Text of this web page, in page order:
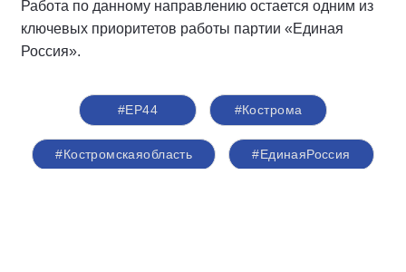
Работа по данному направлению остается одним из
ключевых приоритетов работы партии «Единая
Россия».
#ЕР44 #Кострома
#Костромскаяобласть #‎ЕдинаяРоссия